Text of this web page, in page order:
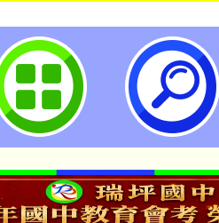
學人工智慧產學發
園市立瑞坪國民中